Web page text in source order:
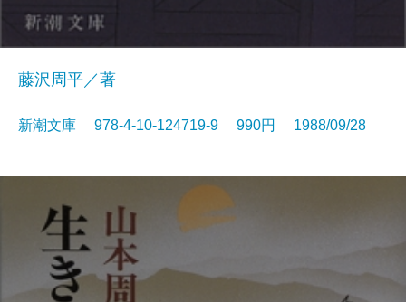
藤沢周平／著
新潮文庫 978-4-10-124719-9 990円 1988/09/28